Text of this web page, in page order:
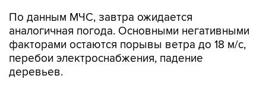
По данным МЧС, завтра ожидается
аналогичная погода. Основными негативными
факторами остаются порывы ветра до 18 м/с,
перебои электроснабжения, падение
деревьев.